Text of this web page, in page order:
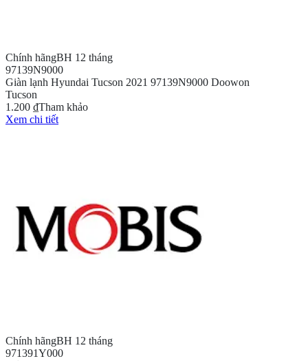
Chính hãngBH 12 tháng
97139N9000
Giàn lạnh Hyundai Tucson 2021 97139N9000 Doowon
Tucson
1.200 ₫Tham khảo
Xem chi tiết
Chính hãngBH 12 tháng
971391Y000